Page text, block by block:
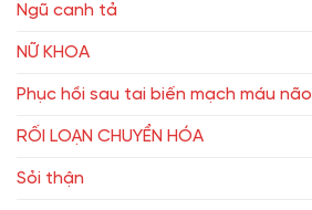
Ngũ canh tả
NỮ KHOA
Phục hồi sau tai biến mạch máu não
RỐI LOẠN CHUYỂN HÓA
Sỏi thận